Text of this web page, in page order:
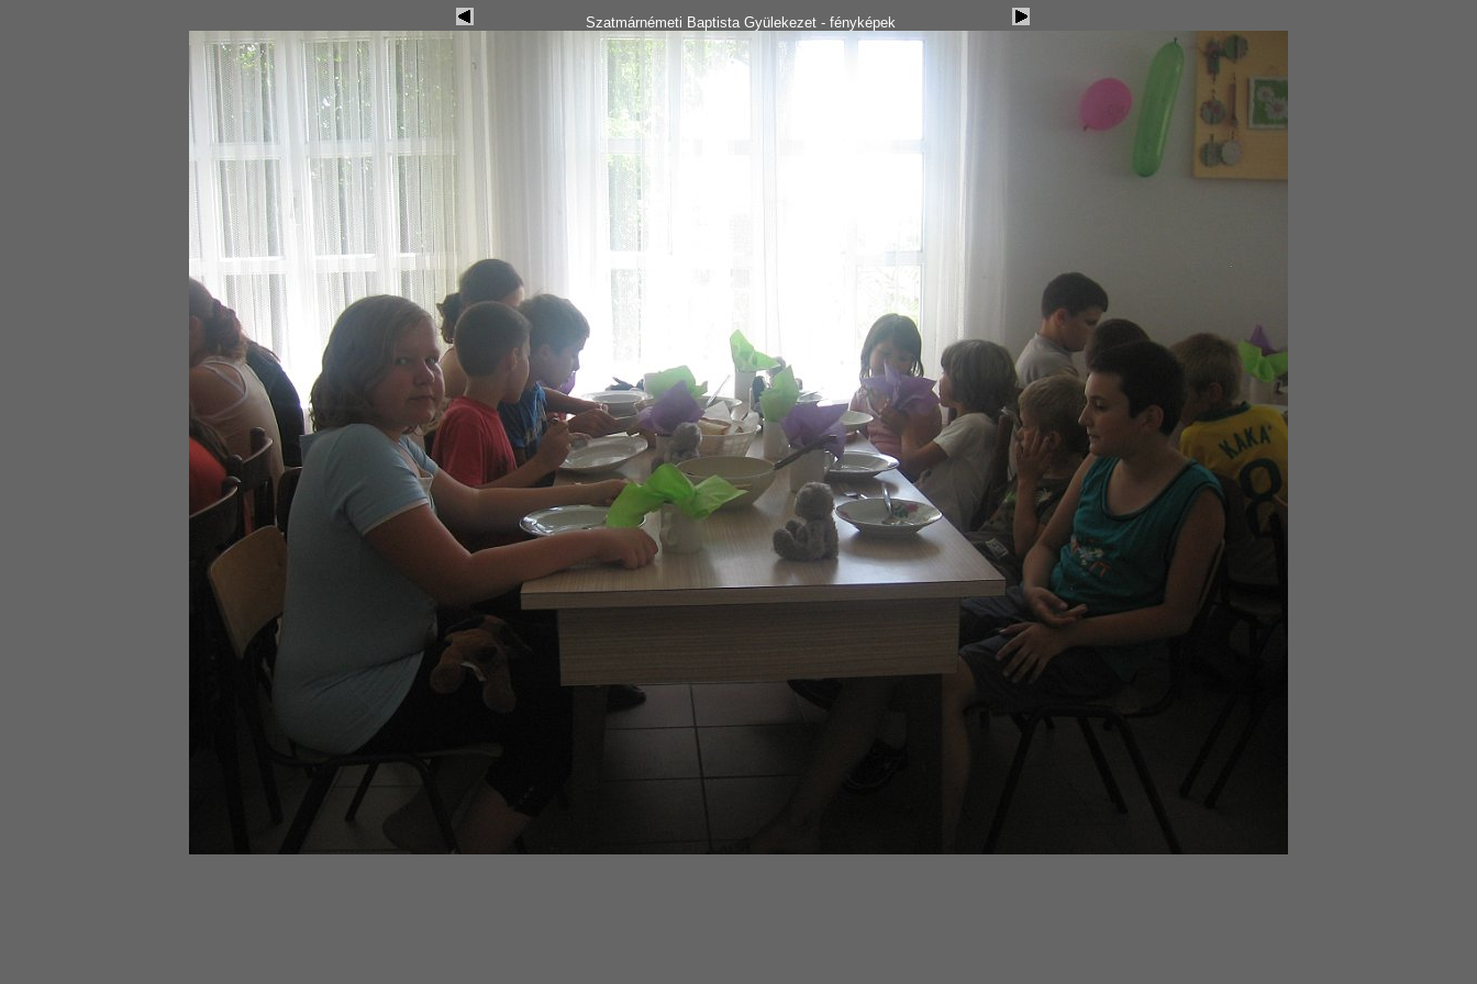
Szatmárnémeti Baptista Gyülekezet - fényképek